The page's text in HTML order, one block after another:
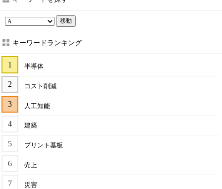
移動
キーワードランキング
半導体
コスト削減
人工知能
建築
プリント基板
売上
災害